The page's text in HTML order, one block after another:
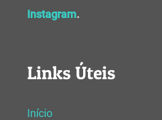
Instagram.
Links Úteis
Início